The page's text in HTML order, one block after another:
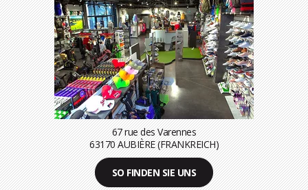
67 rue des Varennes
63170 AUBIÈRE (FRANKREICH)
SO FINDEN SIE UNS